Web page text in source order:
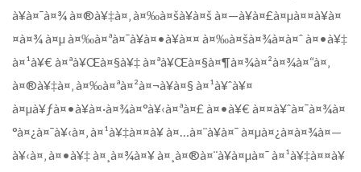
à¥à¤¯à¤¾ à¤®à¥‡à¤‚ à¤‰à¤šà¥à¤š à¤—à¥à¤£à¤µà¤¤à¥à¤
¤à¤¾ à¤µ à¤‰à¤ªà¤¯à¥à¤•à¥à¤¤ à¤‰à¤šà¤¾à¤à¤ˆ à¤•à¥‡
à¤¹à¥€ à¤ªà¥Œà¤§à¥‡ à¤ªà¥Œà¤§à¤¶à¤¾à¤²à¤¾à¤“à¤‚
à¤®à¥‡à¤‚ à¤‰à¤ªà¤²à¤¬à¥à¤§ à¤¹à¥ˆà¥¤
à¤µà¥ƒà¤•à¥à¤·à¤¾à¤°à¥‹à¤ªà¤£ à¤•à¥€ à¤¤à¥ˆà¤¯à¤¾à¤
°à¤¿à¤¯à¥‹à¤‚ à¤¹à¥‡à¤¤à¥ à¤…à¤¨à¥à¤¯ à¤µà¤¿à¤­à¤¾à¤—
à¥‹à¤‚ à¤•à¥‡ à¤¸à¤¾à¤¥ à¤¸à¤®à¤¨à¥à¤µà¤¯ à¤¹à¥‡à¤¤à¥